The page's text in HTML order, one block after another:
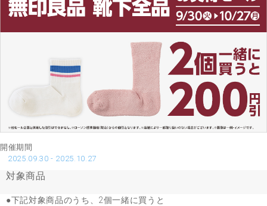
開催期間
2025.09.30 - 2025.10.27
対象商品
●下記対象商品のうち、2個一緒に買うと